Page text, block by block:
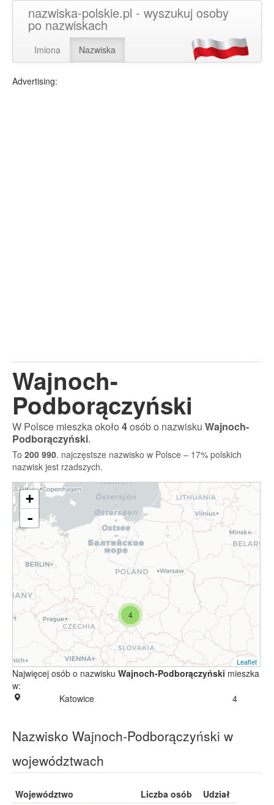
nazwiska-polskie.pl - wyszukuj osoby
po nazwiskach
Imiona Nazwiska
Advertising:
Wajnoch-
Podborączyński
W Polsce mieszka około4osób o nazwisku Wajnoch-
Podborączyński.
To 200 990. najczęstsze nazwisko w Polsce – 17% polskich
nazwisk jest rzadszych.
4
+
-
Leaflet
Najwięcej osób o nazwisku Wajnoch-Podborączyński mieszka
w:
Katowice
4
Nazwisko Wajnoch-Podborączyński w
województwach
Województwo Liczba osób
Udział